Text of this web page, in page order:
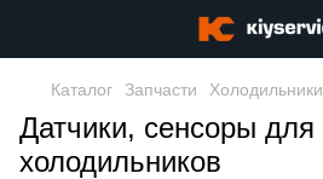
Каталог Запчасти Холодильники
Датчики, сенсоры для
холодильников